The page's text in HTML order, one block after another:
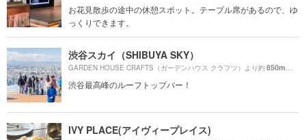
お花見散歩の途中の休憩スポット。テーブル席があるので、ゆ
っくりできます。
渋谷スカイ（SHIBUYA SKY）
GARDEN HOUSE CRAFTS（ガーデンハウス クラフツ）より約850m （徒
渋谷最高峰のルーフトップバー！
IVY PLACE(アイヴィープレイス)